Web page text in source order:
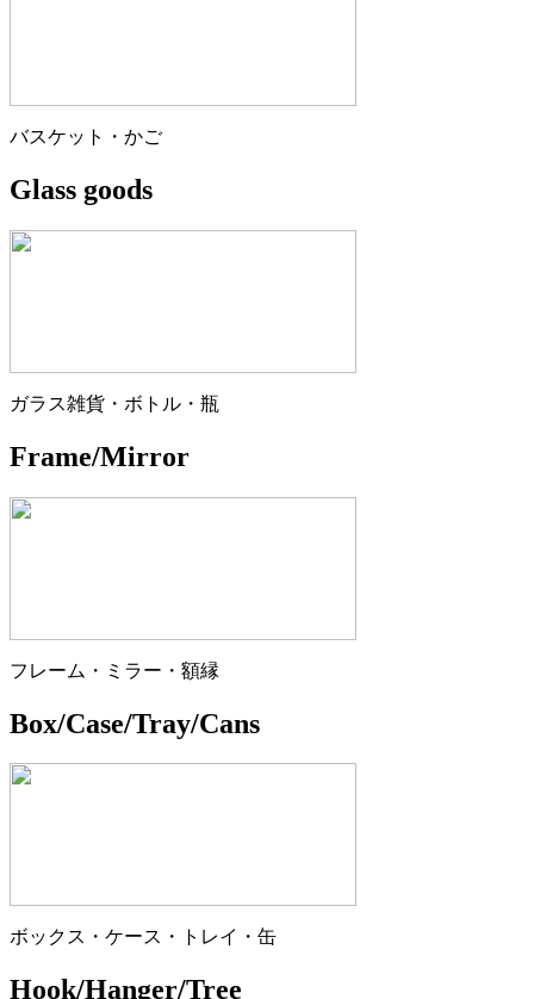
バスケット・かご
Glass goods
ガラス雑貨・ボトル・瓶
Frame/Mirror
フレーム・ミラー・額縁
Box/Case/Tray/Cans
ボックス・ケース・トレイ・缶
Hook/Hanger/Tree